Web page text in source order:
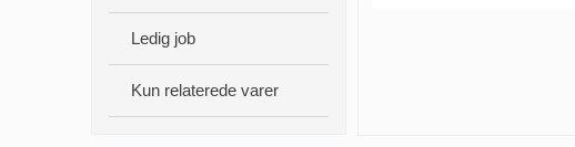
Ledig job
Kun relaterede varer